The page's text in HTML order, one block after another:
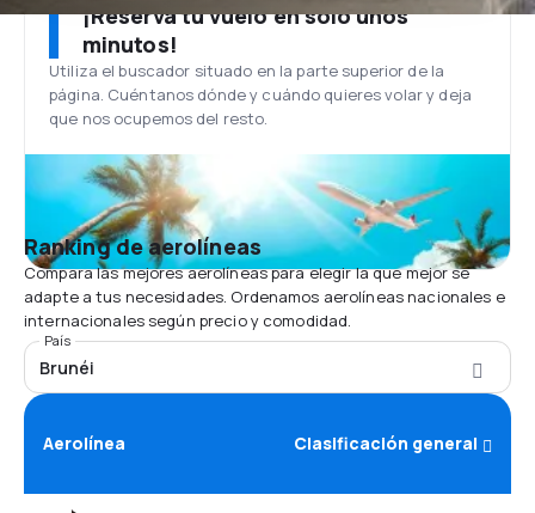
¡Reserva tu vuelo en solo unos
minutos!
Utiliza el buscador situado en la parte superior de la
página. Cuéntanos dónde y cuándo quieres volar y deja
que nos ocupemos del resto.
Ranking de aerolíneas
Compara las mejores aerolíneas para elegir la que mejor se
adapte a tus necesidades. Ordenamos aerolíneas nacionales e
internacionales según precio y comodidad.
País
Brunéi
Aerolínea Clasificación general